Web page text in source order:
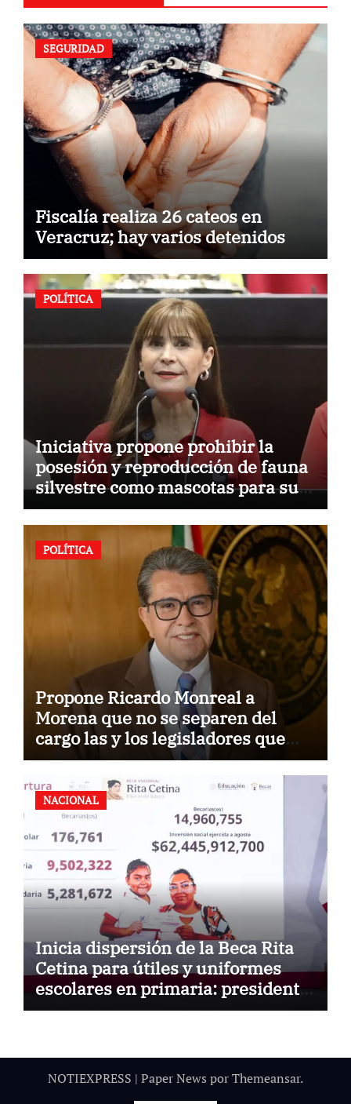
SEGURIDAD
Fiscalía realiza 26 cateos en
Veracruz; hay varios detenidos
POLÍTICA
Iniciativa propone prohibir la
posesión y reproducción de fauna
silvestre como mascotas para su
comercialización
POLÍTICA
Propone Ricardo Monreal a
Morena que no se separen del
cargo las y los legisladores que
quieren reelegirse
NACIONAL
Inicia dispersión de la Beca Rita
Cetina para útiles y uniformes
escolares en primaria: presidenta
Claudia Sheinbaum
NOTIEXPRESS | Paper News porThemeansar.